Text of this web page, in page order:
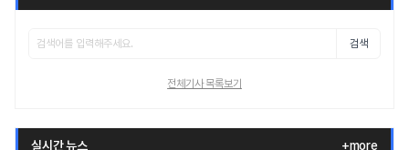
검색
전체기사 목록보기
실시간 뉴스 +more